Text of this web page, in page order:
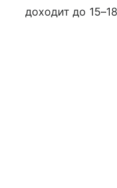
доходит до